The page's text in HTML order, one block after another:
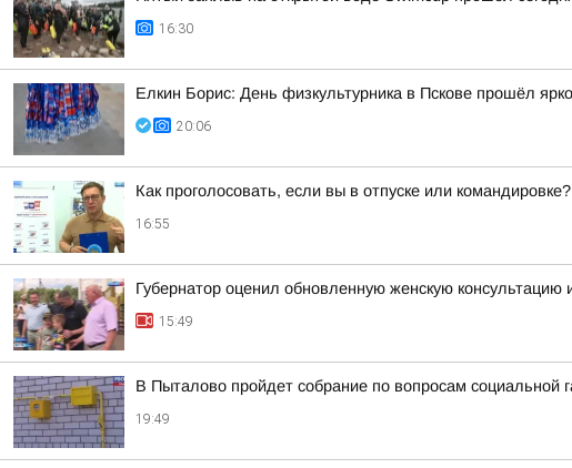
16:30
Елкин Борис: День физкультурника в Пскове прошёл
20:06
Как проголосовать, если вы в отпуске или командировке?
16:55
Губернатор оценил обновленную женскую консультацию
15:49
В Пыталово пройдет собрание по вопросам социальной
19:49